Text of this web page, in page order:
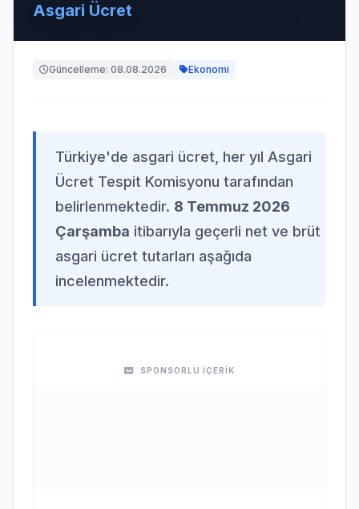
Asgari Ücret
Güncelleme: 08.08.2026 Ekonomi
Türkiye'de asgari ücret, her yıl Asgari
Ücret Tespit Komisyonu tarafından
belirlenmektedir. 8 Temmuz 2026
Çarşamba itibarıyla geçerli net ve brüt
asgari ücret tutarları aşağıda
incelenmektedir.
SPONSORLU İÇERİK